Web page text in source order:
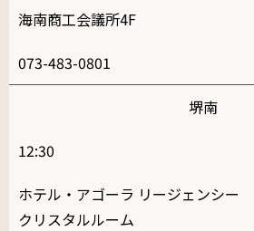
海南商工会議所4F
073-483-0801
堺南
12:30
ホテル・アゴーラ リージェンシー
クリスタルルーム